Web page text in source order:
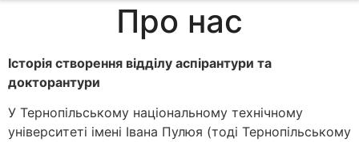
Про нас
Історія створення відділу аспірантури та
докторантури
У Тернопільському національному технічному
університеті імені Івана Пулюя (тоді Тернопільському